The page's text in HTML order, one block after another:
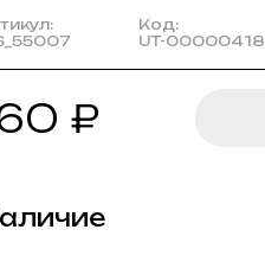
Код:
UT-00000418
₽